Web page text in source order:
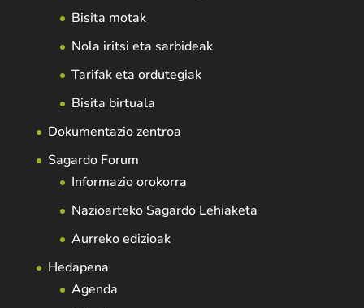
Bisita motak
Nola iritsi eta sarbideak
Tarifak eta ordutegiak
Bisita birtuala
Dokumentazio zentroa
Sagardo Forum
Informazio orokorra
Nazioarteko Sagardo Lehiaketa
Aurreko edizioak
Hedapena
Agenda